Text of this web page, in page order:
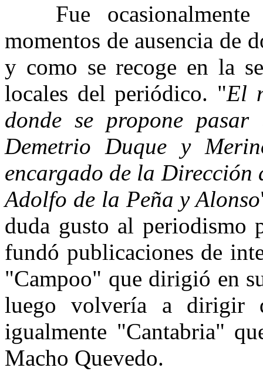
Fue ocasionalmente
momentos de ausencia de
y como se recoge en la
locales del periódico. "El
donde se propone
Demetrio Duque y
encargado de la Dirección
Adolfo de la Peña y Alonso
duda gusto al periodismo
fundó publicaciones de
"Campoo" que dirigió en
luego volvería a dirigir
igualmente "Cantabria"
Macho Quevedo.